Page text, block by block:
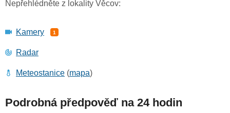
Nepřehlédněte z lokality Věcov:
Kamery 1
Radar
Meteostanice (mapa)
Podrobná předpověď na 24 hodin